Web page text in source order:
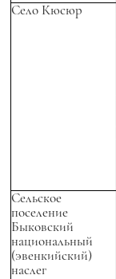
Село Кюсюр
Сельское
поселение
Быковский
национальный
(эвенкийский)
наслег